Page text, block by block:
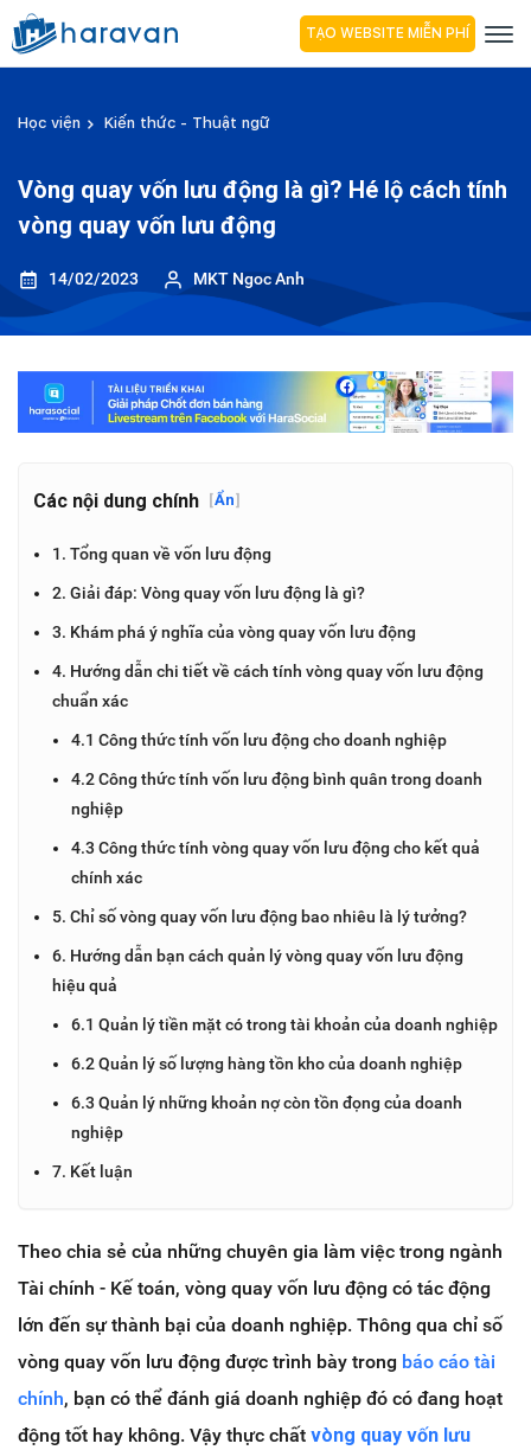
TẠO WEBSITE MIỄN PHÍ
Học viện Kiến thức - Thuật ngữ
Vòng quay vốn lưu động là gì? Hé lộ cách tính
vòng quay vốn lưu động
14/02/2023 MKT Ngoc Anh
Các nội dung chính [Ẩn]
1. Tổng quan về vốn lưu động
2. Giải đáp: Vòng quay vốn lưu động là gì?
3. Khám phá ý nghĩa của vòng quay vốn lưu động
4. Hướng dẫn chi tiết về cách tính vòng quay vốn lưu động
chuẩn xác
4.1 Công thức tính vốn lưu động cho doanh nghiệp
4.2 Công thức tính vốn lưu động bình quân trong doanh
nghiệp
4.3 Công thức tính vòng quay vốn lưu động cho kết quả
chính xác
5. Chỉ số vòng quay vốn lưu động bao nhiêu là lý tưởng?
6. Hướng dẫn bạn cách quản lý vòng quay vốn lưu động
hiệu quả
6.1 Quản lý tiền mặt có trong tài khoản của doanh nghiệp
6.2 Quản lý số lượng hàng tồn kho của doanh nghiệp
6.3 Quản lý những khoản nợ còn tồn đọng của doanh
nghiệp
7. Kết luận
Theo chia sẻ của những chuyên gia làm việc trong ngành
Tài chính - Kế toán, vòng quay vốn lưu động có tác động
lớn đến sự thành bại của doanh nghiệp. Thông qua chỉ số
vòng quay vốn lưu động được trình bày trong báo cáo tài
chính, bạn có thể đánh giá doanh nghiệp đó có đang hoạt
động tốt hay không. Vậy thực chất vòng quay vốn lưu